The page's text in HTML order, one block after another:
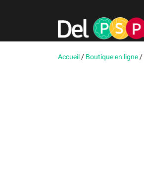
Accueil/Boutique en ligne/